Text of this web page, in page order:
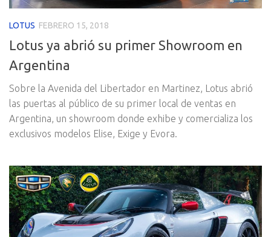
LOTUS FEBRERO 15, 2018
Lotus ya abrió su primer Showroom en
Argentina
Sobre la Avenida del Libertador en Martinez, Lotus abrió
las puertas al público de su primer local de ventas en
Argentina, un showroom donde exhibe y comercializa los
exclusivos modelos Elise, Exige y Evora.